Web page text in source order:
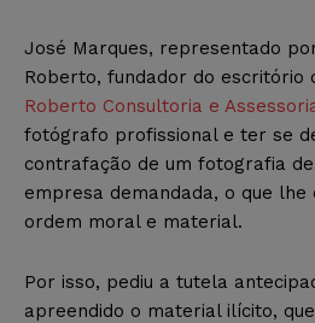
José Marques, representado
Roberto, fundador do escritório
Roberto Consultoria e
fotógrafo profissional e ter se
contrafação de um fotografia
empresa demandada, o que lhe
ordem moral e material.
Por isso, pediu a tutela
apreendido o material ilícito,